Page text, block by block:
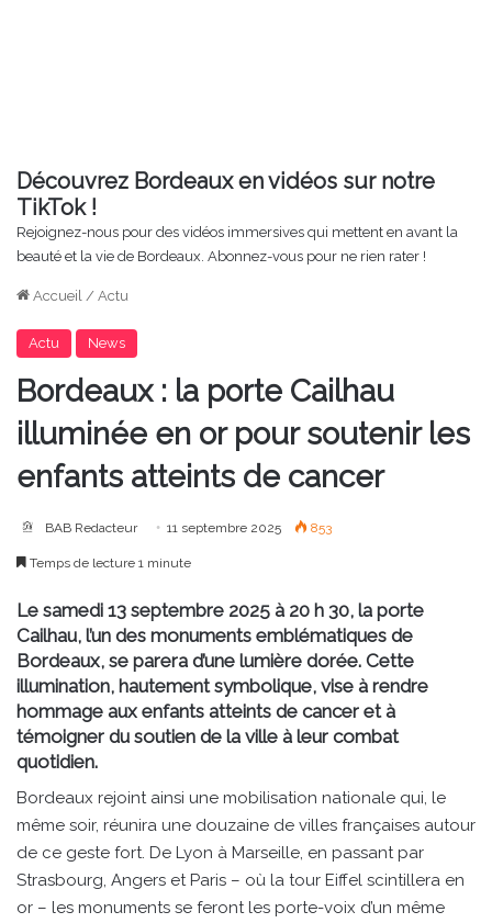
Découvrez Bordeaux en vidéos sur notre
TikTok !
Rejoignez-nous pour des vidéos immersives qui mettent en avant la
beauté et la vie de Bordeaux. Abonnez-vous pour ne rien rater !
Accueil / Actu
Actu News
Bordeaux : la porte Cailhau
illuminée en or pour soutenir les
enfants atteints de cancer
BAB Redacteur 11 septembre 2025 853
Temps de lecture 1 minute
Le samedi 13 septembre 2025 à 20 h 30, la porte
Cailhau, l’un des monuments emblématiques de
Bordeaux, se parera d’une lumière dorée. Cette
illumination, hautement symbolique, vise à rendre
hommage aux enfants atteints de cancer et à
témoigner du soutien de la ville à leur combat
quotidien.
Bordeaux rejoint ainsi une mobilisation nationale qui, le
même soir, réunira une douzaine de villes françaises autour
de ce geste fort. De Lyon à Marseille, en passant par
Strasbourg, Angers et Paris – où la tour Eiffel scintillera en
or – les monuments se feront les porte-voix d’un même